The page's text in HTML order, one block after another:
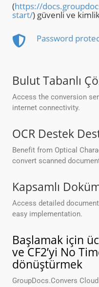
(https://
start/) güvenli ve
Password
Bulut Tabanlı
Access the conversion
internet connectivity.
OCR Destek
Benefit from Optical
convert scanned
Kapsamlı
Access detailed
easy implementation.
Başlamak için
ve CF2’yi No
dönüştürmek
GroupDocs.Convers Cloud